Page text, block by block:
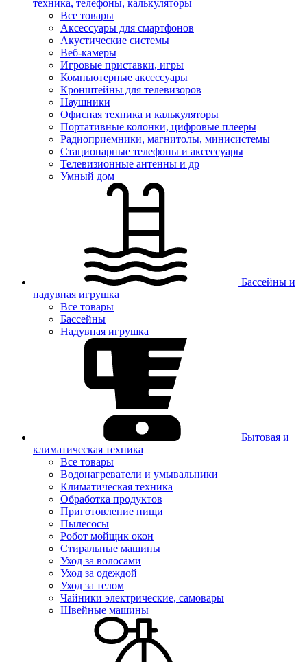
техника, телефоны, калькуляторы
Все товары
Аксессуары для смартфонов
Акустические системы
Веб-камеры
Игровые приставки, игры
Компьютерные аксессуары
Кронштейны для телевизоров
Наушники
Офисная техника и калькуляторы
Портативные колонки, цифровые плееры
Радиоприемники, магнитолы, минисистемы
Стационарные телефоны и аксессуары
Телевизионные антенны и др
Умный дом
Бассейны и
надувная игрушка
Все товары
Бассейны
Надувная игрушка
Бытовая и
климатическая техника
Все товары
Водонагреватели и умывальники
Климатическая техника
Обработка продуктов
Приготовление пищи
Пылесосы
Робот мойщик окон
Стиральные машины
Уход за волосами
Уход за одеждой
Уход за телом
Чайники электрические, самовары
Швейные машины